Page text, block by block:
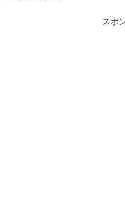
スポ